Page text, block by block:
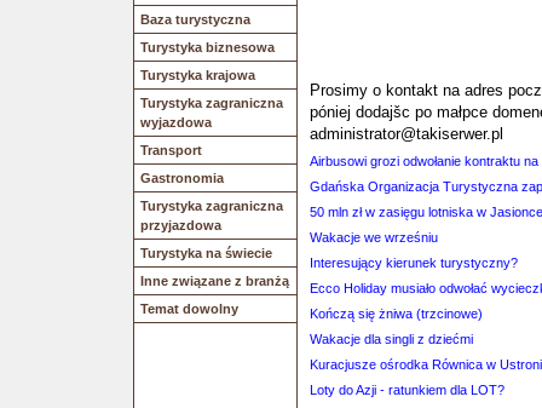
Baza turystyczna
Turystyka biznesowa
Turystyka krajowa
Turystyka zagraniczna
wyjazdowa
Transport
Gastronomia
Turystyka zagraniczna
przyjazdowa
Turystyka na świecie
Inne związane z branżą
Temat dowolny
Prosimy o kontakt na adres
póniej dodajšc po małpce
administrator@takiserwer.pl
Airbusowi grozi odwołanie kontraktu
Gdańska Organizacja Turystyczna
50 mln zł w zasięgu lotniska w Jasionce
Wakacje we wrześniu
Interesujący kierunek turystyczny?
Ecco Holiday musiało odwołać
Kończą się żniwa (trzcinowe)
Wakacje dla singli z dziećmi
Kuracjusze ośrodka Równica w
Loty do Azji - ratunkiem dla LOT?